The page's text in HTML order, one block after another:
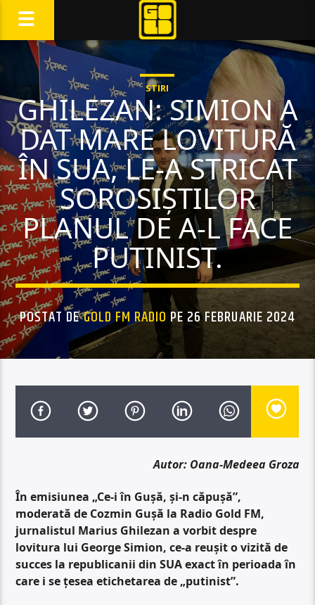
STIRI
GHILEZAN: SIMION A
DAT MARE LOVITURĂ
ÎN SUA, LE-A STRICAT
SOROSIȘTILOR
PLANUL DE A-L FACE
PUTINIST.
POSTAT DEGOLD FM RADIO PE 26 FEBRUARIE 2024
Autor: Oana-Medeea Groza
În emisiunea „Ce-i în Gușă, și-n căpușă”,
moderată de Cozmin Gușă la Radio Gold FM,
jurnalistul Marius Ghilezan a vorbit despre
lovitura lui George Simion, ce-a reușit o vizită de
succes la republicanii din SUA exact în perioada în
care i se țesea etichetarea de „putinist”.